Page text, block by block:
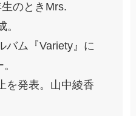
のときMrs.
ム『Variety』に
発表。山中綾香